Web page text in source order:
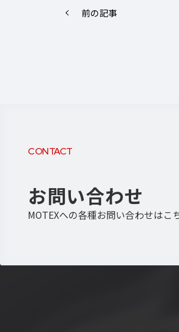
前の記事
CONTACT
お問い合わせ
MOTEXへの各種お問い合わせはこ